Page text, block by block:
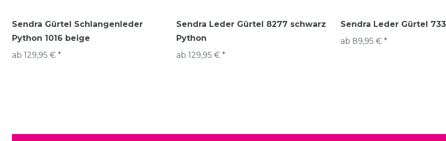
Sendra Gürtel Schlangenleder
Python 1016 beige
ab 129,95 € *
Sendra Leder Gürtel 8277 schwarz
Python
ab 129,95 € *
Sendra Leder Gürtel
ab 89,95 € *